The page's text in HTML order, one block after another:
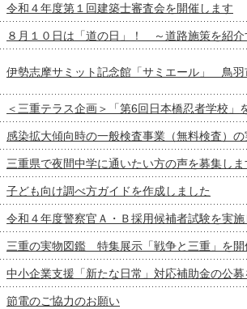
令和４年度第１回建築士審査会を開催します
８月１０日は「道の日」！ ～道路施策を紹介
伊勢志摩サミット記念館「サミエール」 鳥羽
＜三重テラス企画＞「第6回日本橋忍者学校」
感染拡大傾向時の一般検査事業（無料検査）
三重県で夜間中学に通いたい方の声を募集しま
子ども向け調べ方ガイドを作成しました
令和４年度警察官Ａ・Ｂ採用候補者試験を実施
三重の実物図鑑 特集展示「戦争と三重」を開
中小企業支援「新たな日常」対応補助金の公
節電のご協力のお願い